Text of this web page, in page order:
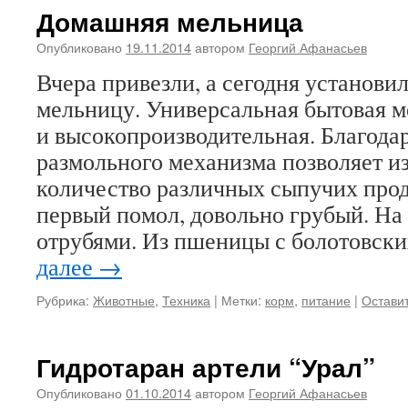
Домашняя мельница
Опубликовано 19.11.2014автором Георгий Афанасьев
Вчера привезли, а сегодня
мельницу. Универсальная бытовая
и высокопроизводительная.
размольного механизма позволяет
количество различных сыпучих
первый помол, довольно грубый.
отрубями. Из пшеницы с
далее →
Рубрика: Животные, Техника | Метки: корм, питание |
Гидротаран артели “Урал”
Опубликовано 01.10.2014автором Георгий Афанасьев